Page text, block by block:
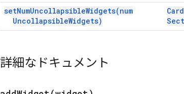
setNumUncollapsibleWidgets(num
UncollapsibleWidgets)
Card
詳細なドキュメント